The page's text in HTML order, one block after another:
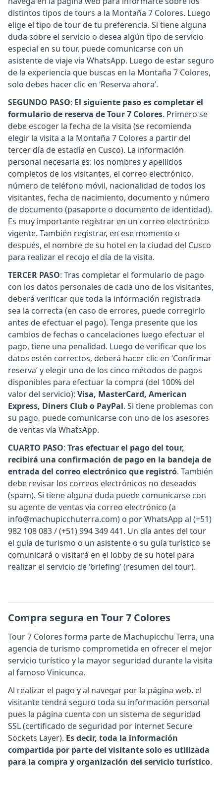
distintos tipos de tours a la Montaña 7 Colores. Luego
elige el tipo de tour de tu preferencia. Si tiene alguna
duda sobre el servicio o desea algún tipo de servicio
especial en su tour, puede comunicarse con un
asistente de viaje vía WhatsApp. Luego de estar seguro
de la experiencia que buscas en la Montaña 7 Colores,
solo debes hacer clic en ‘Reserva ahora’.
SEGUNDO PASO: El siguiente paso es completar el
formulario de reserva de Tour 7 Colores. Primero se
debe escoger la fecha de la visita (se recomienda
elegir la visita a la Montaña 7 Colores a partir del
tercer día de estadía en Cusco). La información
personal necesaria es: los nombres y apellidos
completos de los visitantes, el correo electrónico,
número de teléfono móvil, nacionalidad de todos los
visitantes, fecha de nacimiento, documento y número
de documento (pasaporte o documento de identidad).
Es muy importante registrar en un correo electrónico
vigente. También registrar, en ese momento o
después, el nombre de su hotel en la ciudad del Cusco
para realizar el recojo el día de la visita.
TERCER PASO: Tras completar el formulario de pago
con los datos personales de cada uno de los visitantes,
deberá verificar que toda la información registrada
sea la correcta (en caso de errores, puede corregirlo
antes de efectuar el pago). Tenga presente que los
cambios de fechas o cancelaciones luego efectuar el
pago, tiene una penalidad. Luego de verificar que los
datos estén correctos, deberá hacer clic en ‘Confirmar
reserva’ y elegir uno de los cinco métodos de pagos
disponibles para efectuar la compra (del 100% del
valor del servicio): Visa, MasterCard, American
Express, Diners Club o PayPal. Si tiene problemas con
su pago, puede comunicarse con uno de los asesores
de ventas vía WhatsApp.
CUARTO PASO: Tras efectuar el pago del tour,
recibirá una confirmación de pago en la bandeja de
entrada del correo electrónico que registró. También
debe revisar los correos electrónicos no deseados
(spam). Si tiene alguna duda puede comunicarse con
su agente de ventas vía correo electrónico (a
info@machupicchuterra.com) o por WhatsApp al (+51)
982 108 083 / (+51) 994 349 441. Un día antes del tour
el guía de turismo o un asistente o su guía turístico se
comunicará o visitará en el lobby de su hotel para
realizar el servicio de ‘briefing’ (resumen del tour).
Compra segura en Tour 7 Colores
Tour 7 Colores forma parte de Machupicchu Terra, una
agencia de turismo comprometida en ofrecer el mejor
servicio turístico y la mayor seguridad durante la visita
al famoso Vinicunca.
Al realizar el pago y al navegar por la página web, el
visitante tendrá seguro toda su información personal
pues la página cuenta con un sistema de seguridad
SSL (certificado de seguridad por internet Secure
Sockets Layer). Es decir, toda la información
compartida por parte del visitante solo es utilizada
para la compra y organización del servicio turístico.